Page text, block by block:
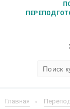
Главная